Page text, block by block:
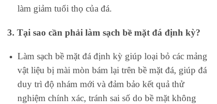
làm giảm tuổi thọ của đá.
3. Tại sao cần phải làm sạch bề mặt đá định kỳ?
Làm sạch bề mặt đá định kỳ giúp loại bỏ các mảng
vật liệu bị mài mòn bám lại trên bề mặt đá, giúp đá
duy trì độ nhám mới và đảm bảo kết quả thử
nghiệm chính xác, tránh sai số do bề mặt không